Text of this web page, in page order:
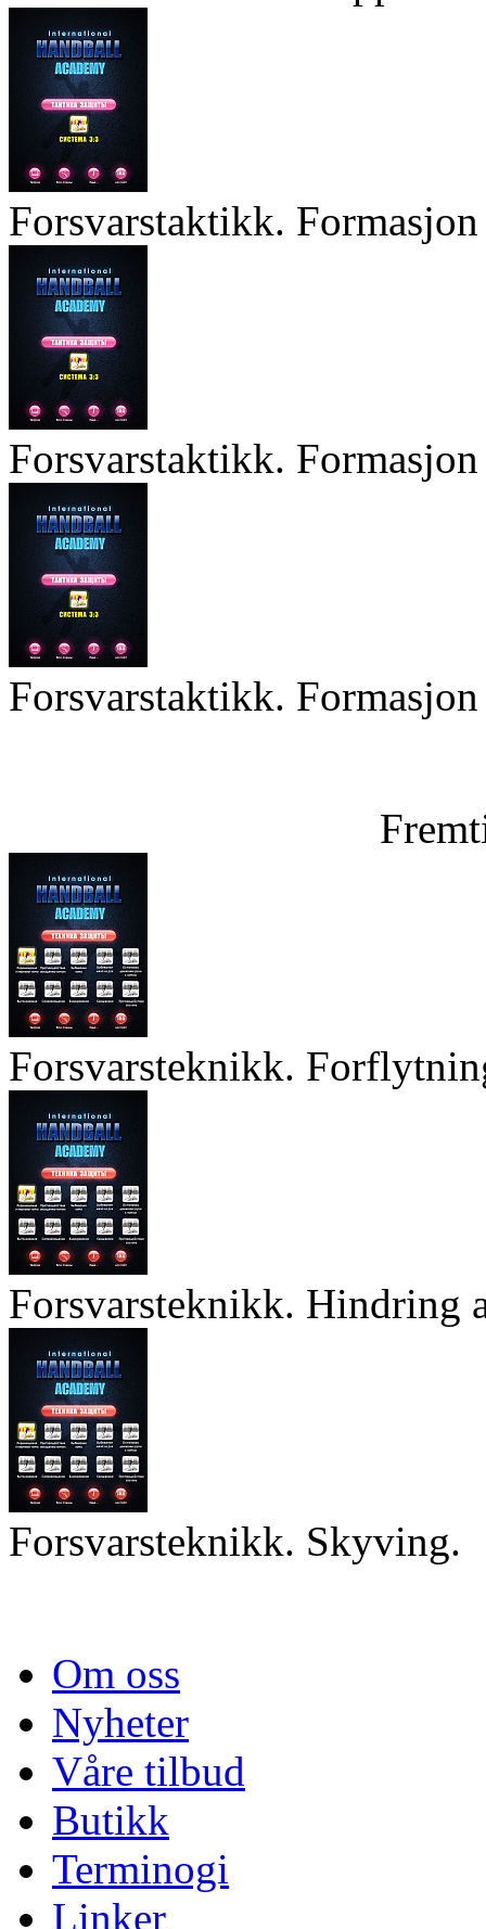
Forsvarstaktikk.
Forsvarstaktikk.
Forsvarstaktikk.
Forsvarsteknikk.
Forsvarsteknikk. Hindring
Forsvarsteknikk. Skyving.
Om oss
Nyheter
Våre tilbud
Butikk
Terminogi
Linker